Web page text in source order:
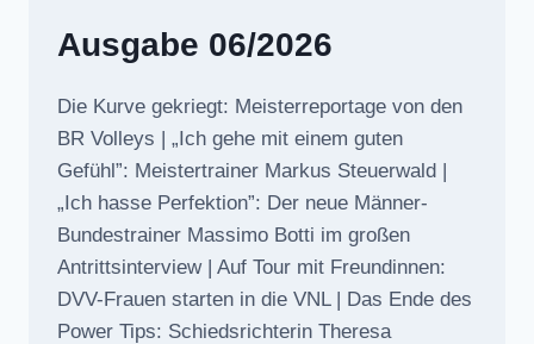
Ausgabe 06/2026
Die Kurve gekriegt: Meisterreportage von den
BR Volleys | „Ich gehe mit einem guten
Gefühl”: Meistertrainer Markus Steuerwald |
„Ich hasse Perfektion”: Der neue Männer-
Bundestrainer Massimo Botti im großen
Antrittsinterview | Auf Tour mit Freundinnen:
DVV-Frauen starten in die VNL | Das Ende des
Power Tips: Schiedsrichterin Theresa